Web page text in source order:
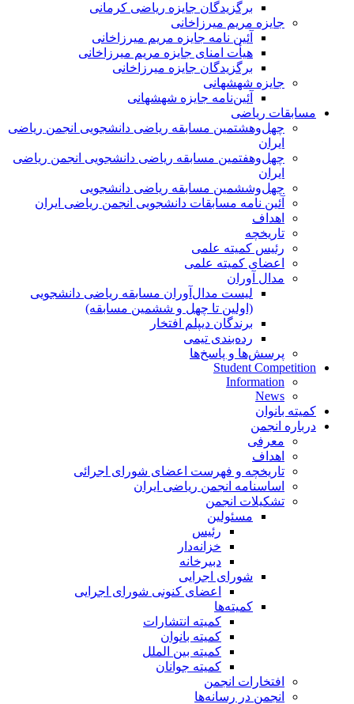
برگزیدگان جایزه ریاضی کرمانی
جایزه مریم میرزاخانی
آئین نامه جایزه مریم میرزاخانی
هیأت امنای جایزه مریم میرزاخانی
برگزیدگان جایزه میرزاخانی
جایزه شهشهانی
آئین‌نامه جایزه شهشهانی
مسابقات ریاضی
چهل‌و‌هشتمین مسابقه ریاضی دانشجویی انجمن ریاضی
ایران
چهل‌و‌هفتمین مسابقه ریاضی دانشجویی انجمن ریاضی
ایران
چهل‌و‌ششمین مسابقه ریاضی دانشجویی
آئین نامه مسابقات دانشجویی انجمن ریاضی ایران
اهداف
تاریخچه
رئیس کمیته علمی
اعضای کمیته علمی
مدال آوران
لیست مدال‌آوران مسابقه ریاضی دانشجویی
(اولین تا چهل‌ و ششمین مسابقه)
برندگان دیپلم افتخار
رده‌بندی تیمی
پرسش‌ها و پاسخ‌ها
Student Competition
Information
News
کمیته بانوان
درباره انجمن
معرفی
اهداف
تاریخچه و فهرست اعضای شورای اجرائی
اساسنامه انجمن ریاضی ایران
تشکیلات انجمن
مسئولین
رئیس
خزانه‌دار
دبیرخانه
شورای اجرایی
اعضای کنونی شورای اجرایی
کمیته‌ها
کمیته انتشارات
کمیته بانوان
کمیته بین الملل
کمیته جوانان
افتخارات انجمن
انجمن در رسانه‌ها